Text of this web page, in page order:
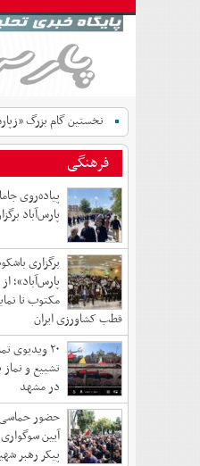
نخستین گام بزرگ
فرهنگی
پیاده‌روی
پارس‌آباد
برگزاری
پارس‌آباد»؛
مکتوب تا
قطب کشاورزی ایران
۲۰ ویدیوی
تشییع و
در مشهد
حضور حماسی
آیین
پیکر رهبر